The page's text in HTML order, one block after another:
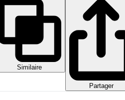
Similaire
Partager